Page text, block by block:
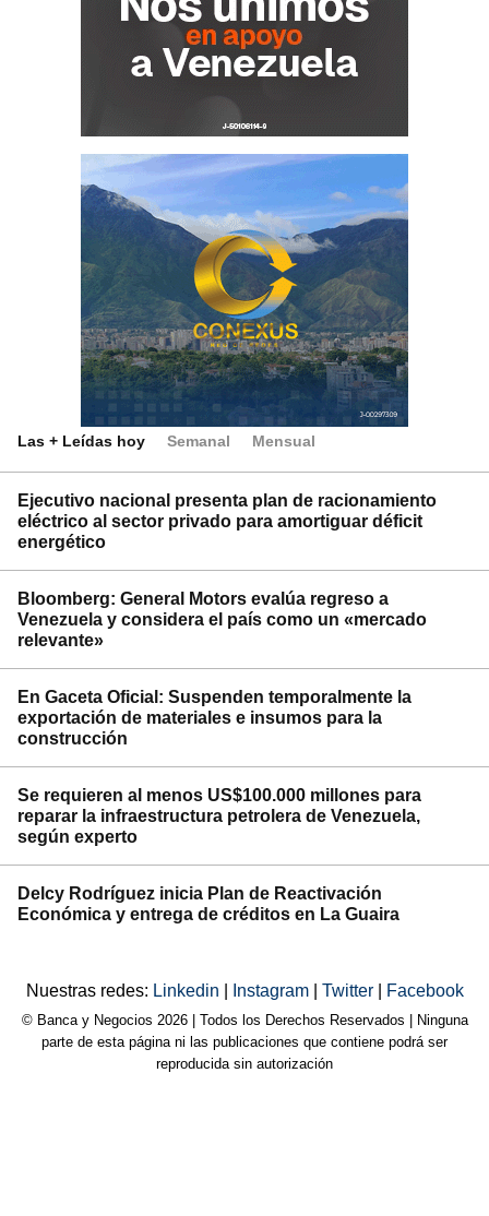
Las + Leídas hoy Semanal Mensual
Ejecutivo nacional presenta plan de racionamiento
eléctrico al sector privado para amortiguar déficit
energético
Bloomberg: General Motors evalúa regreso a
Venezuela y considera el país como un «mercado
relevante»
En Gaceta Oficial: Suspenden temporalmente la
exportación de materiales e insumos para la
construcción
Se requieren al menos US$100.000 millones para
reparar la infraestructura petrolera de Venezuela,
según experto
Delcy Rodríguez inicia Plan de Reactivación
Económica y entrega de créditos en La Guaira
Nuestras redes: Linkedin Instagram Twitter Facebook
© Banca y Negocios 2026 | Todos los Derechos Reservados | Ninguna
parte de esta página ni las publicaciones que contiene podrá ser
reproducida sin autorización